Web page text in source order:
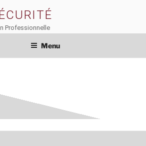
Professionnelle
Menu